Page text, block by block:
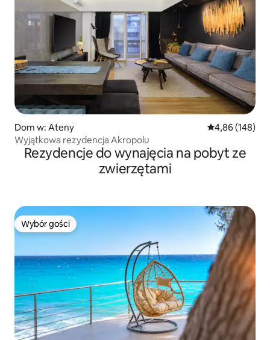
Dom w: Ateny Średnia
4,86 (148)
Wyjątkowa rezydencja Akropolu
Rezydencje do wynajęcia na pobyt ze
zwierzętami
Wybór gości
Wybór gości